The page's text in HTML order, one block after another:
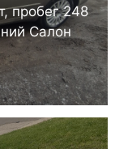
пробег 248
Салон